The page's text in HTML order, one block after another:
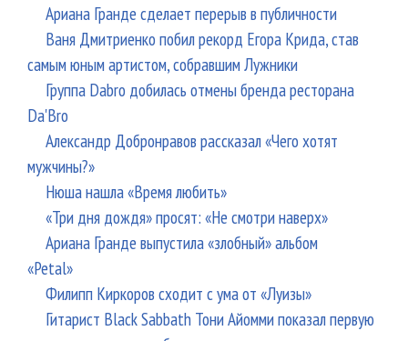
Ариана Гранде сделает перерыв в публичности
Ваня Дмитриенко побил рекорд Егора Крида, став
самым юным артистом, собравшим Лужники
Группа Dabro добилась отмены бренда ресторана
Da'Bro
Александр Добронравов рассказал «Чего хотят
мужчины?»
Нюша нашла «Время любить»
«Три дня дождя» просят: «Не смотри наверх»
Ариана Гранде выпустила «злобный» альбом
«Petal»
Филипп Киркоров сходит с ума от «Луизы»
Гитарист Black Sabbath Тони Айомми показал первую